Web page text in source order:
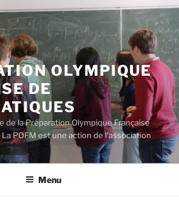
OLYMPIQUE
DE
de la Préparation Olympique Française
POFM est une action de l'association
Menu